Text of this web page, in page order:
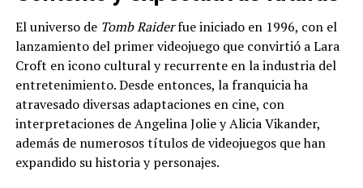
El universo de Tomb Raiderfue iniciado en 1996, con el
lanzamiento del primer videojuego que convirtió a Lara
Croft en icono cultural y recurrente en la industria del
entretenimiento. Desde entonces, la franquicia ha
atravesado diversas adaptaciones en cine, con
interpretaciones de Angelina Jolie y Alicia Vikander,
además de numerosos títulos de videojuegos que han
expandido su historia y personajes.